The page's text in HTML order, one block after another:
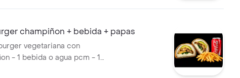
champiñon + bebida + papas
vegetariana con
- 1 bebida o agua pcm - 1
papas